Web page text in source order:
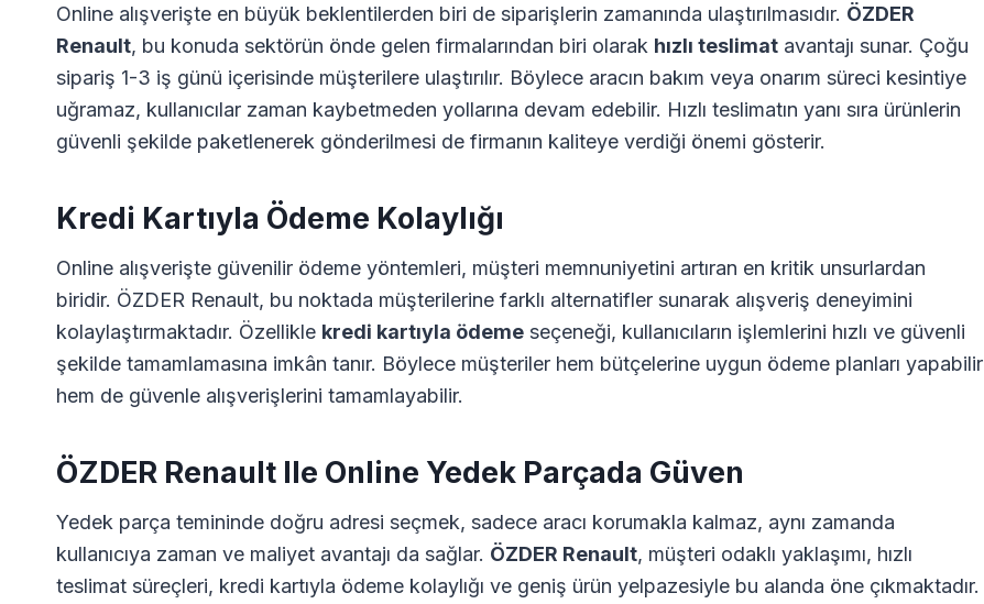
Online alışverişte en büyük beklentilerden biri de siparişlerin zamanında ulaştırılmasıdır. ÖZDER
Renault, bu konuda sektörün önde gelen firmalarından biri olarak hızlı teslimat avantajı sunar. Çoğu
sipariş 1-3 iş günü içerisinde müşterilere ulaştırılır. Böylece aracın bakım veya onarım süreci kesintiye
uğramaz, kullanıcılar zaman kaybetmeden yollarına devam edebilir. Hızlı teslimatın yanı sıra ürünlerin
güvenli şekilde paketlenerek gönderilmesi de firmanın kaliteye verdiği önemi gösterir.
Kredi Kartıyla Ödeme Kolaylığı
Online alışverişte güvenilir ödeme yöntemleri, müşteri memnuniyetini artıran en kritik unsurlardan
biridir. ÖZDER Renault, bu noktada müşterilerine farklı alternatifler sunarak alışveriş deneyimini
kolaylaştırmaktadır. Özellikle kredi kartıyla ödeme seçeneği, kullanıcıların işlemlerini hızlı ve güvenli
şekilde tamamlamasına imkân tanır. Böylece müşteriler hem bütçelerine uygun ödeme planları yapabilir
hem de güvenle alışverişlerini tamamlayabilir.
ÖZDER Renault Ile Online Yedek Parçada Güven
Yedek parça temininde doğru adresi seçmek, sadece aracı korumakla kalmaz, aynı zamanda
kullanıcıya zaman ve maliyet avantajı da sağlar. ÖZDER Renault, müşteri odaklı yaklaşımı, hızlı
teslimat süreçleri, kredi kartıyla ödeme kolaylığı ve geniş ürün yelpazesiyle bu alanda öne çıkmaktadır.